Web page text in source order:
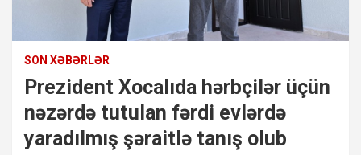
SON XƏBƏRLƏR
Prezident Xocalıda hərbçilər üçün
nəzərdə tutulan fərdi evlərdə
yaradılmış şəraitlə tanış olub